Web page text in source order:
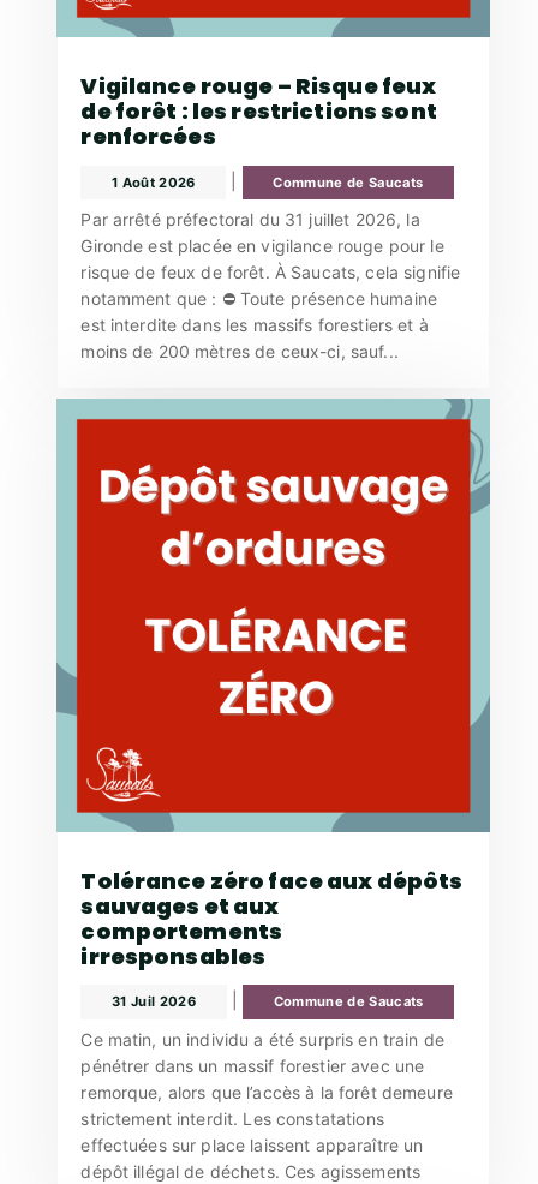
Vigilance rouge – Risque feux
de forêt : les restrictions sont
renforcées
1 Août 2026 Commune de Saucats
Par arrêté préfectoral du 31 juillet 2026, la
Gironde est placée en vigilance rouge pour le
risque de feux de forêt. À Saucats, cela signifie
notamment que : ⛔ Toute présence humaine
est interdite dans les massifs forestiers et à
moins de 200 mètres de ceux-ci, sauf...
Tolérance zéro face aux dépôts
sauvages et aux
comportements
irresponsables
31 Juil 2026 Commune de Saucats
Ce matin, un individu a été surpris en train de
pénétrer dans un massif forestier avec une
remorque, alors que l’accès à la forêt demeure
strictement interdit. Les constatations
effectuées sur place laissent apparaître un
dépôt illégal de déchets. Ces agissements